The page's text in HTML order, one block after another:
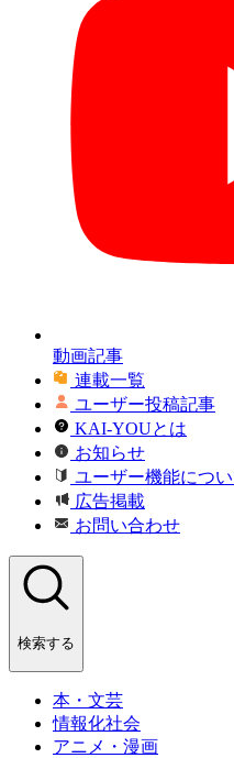
動画記事
連載一覧
ユーザー投稿記事
KAI-YOUとは
お知らせ
ユーザー機能につい
広告掲載
お問い合わせ
検索する
本・文芸
情報化社会
アニメ・漫画